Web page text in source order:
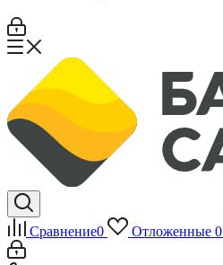
Сравнение0 Отложенные 0